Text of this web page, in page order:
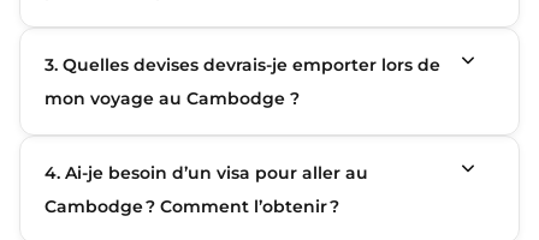
3. Quelles devises devrais-je emporter lors de
mon voyage au Cambodge ?
4. Ai‑je besoin d’un visa pour aller au
Cambodge ? Comment l’obtenir ?